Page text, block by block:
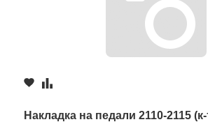
Накладка на педали 2110-2115